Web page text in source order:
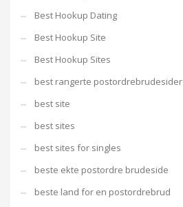
Best Hookup Dating
Best Hookup Site
Best Hookup Sites
best rangerte postordrebrudesider
best site
best sites
best sites for singles
beste ekte postordre brudeside
beste land for en postordrebrud